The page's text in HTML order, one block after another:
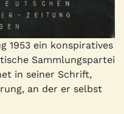
1953 ein konspiratives
Sammlungspartei
in seiner Schrift,
an der er selbst